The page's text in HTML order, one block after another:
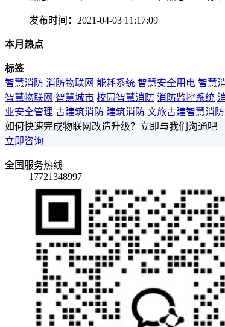
发布时间：2021-04-03 11:17:09
本月热点
标签
智慧消防 消防物联网 能耗系统 智慧安全用电 智慧
智慧物联网 智慧城市 校园智慧消防 消防监控系统
业安全管理 古建筑消防 建筑消防 文旅古建智慧消
如何快速完成物联网改造升级？立即与我们沟通吧
立即咨询
全国服务热线
17721348997